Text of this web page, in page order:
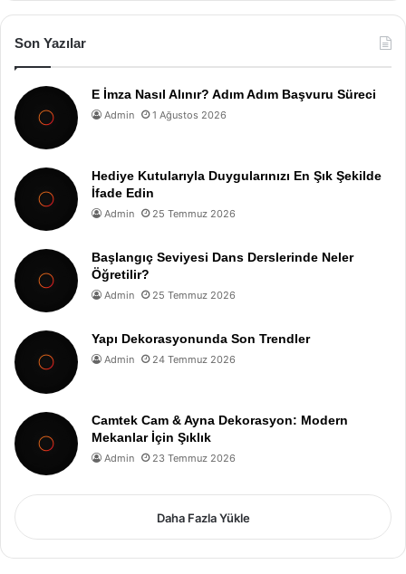
Son Yazılar
E İmza Nasıl Alınır? Adım Adım Başvuru Süreci
Admin 1 Ağustos 2026
Hediye Kutularıyla Duygularınızı En Şık Şekilde
İfade Edin
Admin 25 Temmuz 2026
Başlangıç Seviyesi Dans Derslerinde Neler
Öğretilir?
Admin 25 Temmuz 2026
Yapı Dekorasyonunda Son Trendler
Admin 24 Temmuz 2026
Camtek Cam & Ayna Dekorasyon: Modern
Mekanlar İçin Şıklık
Admin 23 Temmuz 2026
Daha Fazla Yükle